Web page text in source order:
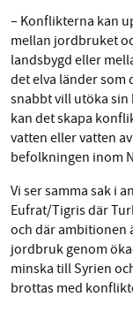
– Konflikterna kan
mellan jordbruket
landsbygd eller
det elva länder som
snabbt vill utöka
kan det skapa
vatten eller vatten
befolkningen inom
Vi ser samma sak i
Eufrat/Tigris där
och där ambitionen
jordbruk genom
minska till Syrien
brottas med